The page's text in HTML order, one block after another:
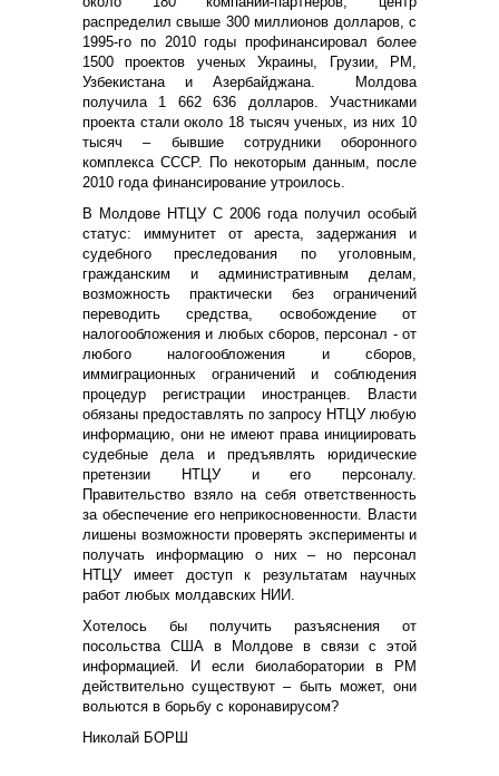
распределил свыше 300 миллионов долларов, с
1995-го по 2010 годы профинансировал более
1500 проектов ученых Украины, Грузии, РМ,
Узбекистана и Азербайджана. Молдова
получила 1 662 636 долларов. Участниками
проекта стали около 18 тысяч ученых, из них 10
тысяч – бывшие сотрудники оборонного
комплекса СССР. По некоторым данным, после
2010 года финансирование утроилось.
В Молдове НТЦУ С 2006 года получил особый
статус: иммунитет от ареста, задержания и
судебного преследования по уголовным,
гражданским и административным делам,
возможность практически без ограничений
переводить средства, освобождение от
налогообложения и любых сборов, персонал - от
любого налогообложения и сборов,
иммиграционных ограничений и соблюдения
процедур регистрации иностранцев. Власти
обязаны предоставлять по запросу НТЦУ любую
информацию, они не имеют права инициировать
судебные дела и предъявлять юридические
претензии НТЦУ и его персоналу.
Правительство взяло на себя ответственность
за обеспечение его неприкосновенности. Власти
лишены возможности проверять эксперименты и
получать информацию о них – но персонал
НТЦУ имеет доступ к результатам научных
работ любых молдавских НИИ.
Хотелось бы получить разъяснения от
посольства США в Молдове в связи с этой
информацией. И если биолаборатории в РМ
действительно существуют – быть может, они
вольются в борьбу с коронавирусом?
Николай БОРШ